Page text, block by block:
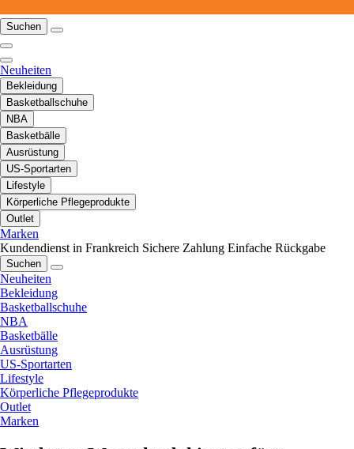
Suchen
Neuheiten
Bekleidung
Basketballschuhe
NBA
Basketbälle
Ausrüstung
US-Sportarten
Lifestyle
Körperliche Pflegeprodukte
Outlet
Marken
Kundendienst in Frankreich Sichere Zahlung Einfache Rückgabe
Suchen
Neuheiten
Bekleidung
Basketballschuhe
NBA
Basketbälle
Ausrüstung
US-Sportarten
Lifestyle
Körperliche Pflegeprodukte
Outlet
Marken